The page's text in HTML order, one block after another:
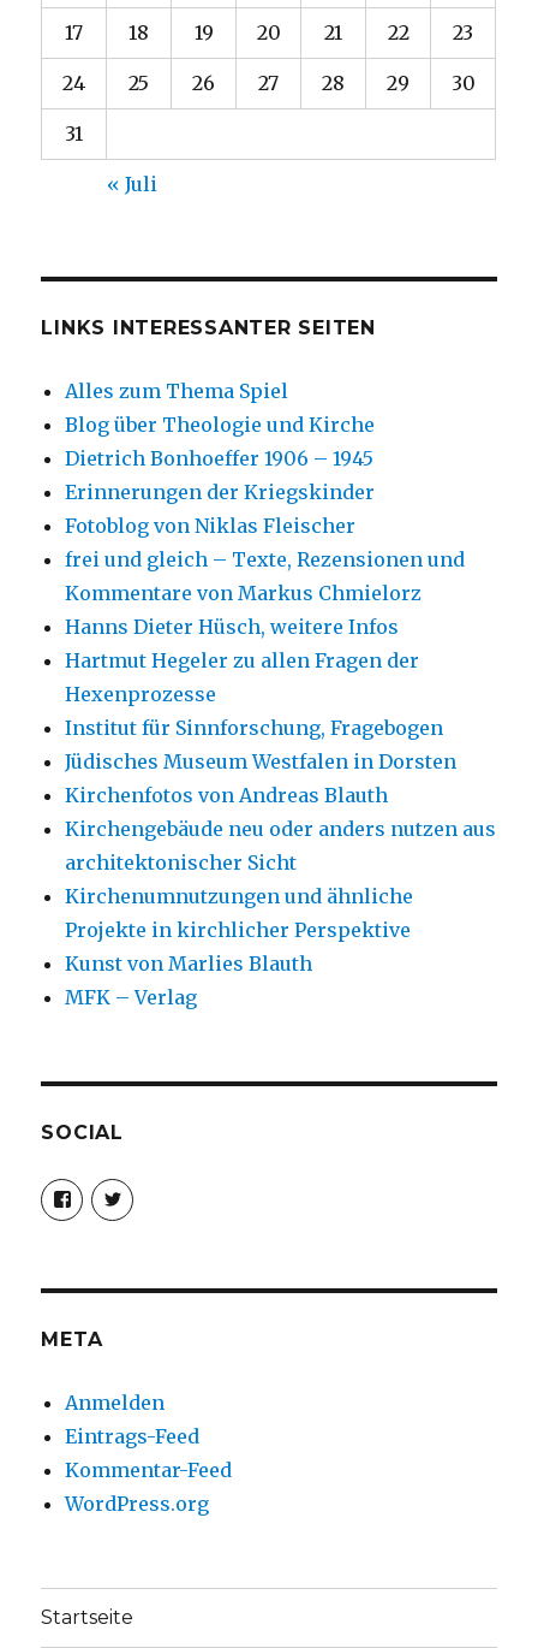
17 18 19 20 21 22 23
24 25 26 27 28 29 30
31
« Juli
LINKS INTERESSANTER SEITEN
Alles zum Thema Spiel
Blog über Theologie und Kirche
Dietrich Bonhoeffer 1906 – 1945
Erinnerungen der Kriegskinder
Fotoblog von Niklas Fleischer
frei und gleich – Texte, Rezensionen und
Kommentare von Markus Chmielorz
Hanns Dieter Hüsch, weitere Infos
Hartmut Hegeler zu allen Fragen der
Hexenprozesse
Institut für Sinnforschung, Fragebogen
Jüdisches Museum Westfalen in Dorsten
Kirchenfotos von Andreas Blauth
Kirchengebäude neu oder anders nutzen aus
architektonischer Sicht
Kirchenumnutzungen und ähnliche
Projekte in kirchlicher Perspektive
Kunst von Marlies Blauth
MFK – Verlag
SOCIAL
Profil
von
christoph.fleischer1
anzeigen
Profil
von
ChristophFl
anzeigen
META
Anmelden
Eintrags-Feed
Kommentar-Feed
WordPress.org
Startseite